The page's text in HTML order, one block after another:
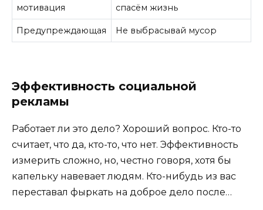
мотивация
спасём жизнь
Предупреждающая Не выбрасывай мусор
Эффективность социальной
рекламы
Работает ли это дело? Хороший вопрос. Кто-то
считает, что да, кто-то, что нет. Эффективность
измерить сложно, но, честно говоря, хотя бы
капельку навевает людям. Кто-нибудь из вас
переставал фыркать на доброе дело после…